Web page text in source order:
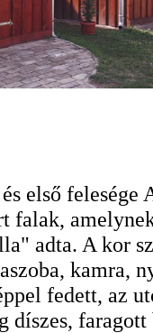
első
falak,
adta. A kor
kamra,
fedett, az
díszes,